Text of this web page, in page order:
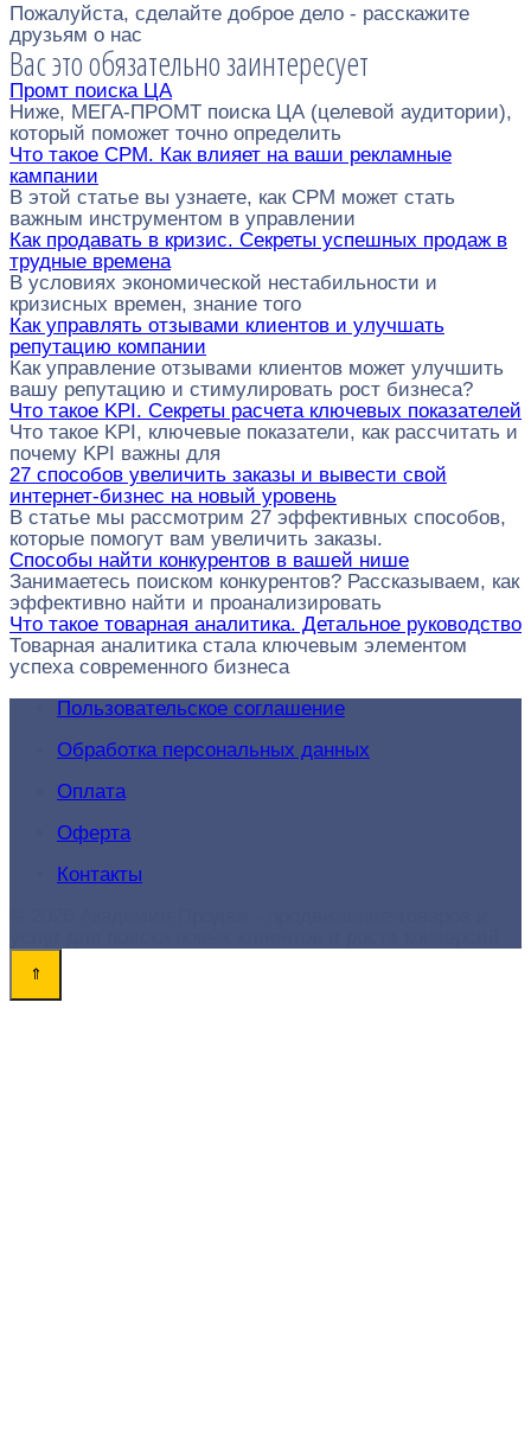
Пожалуйста, сделайте доброе дело - расскажите
друзьям о нас
Вас это обязательно заинтересует
Промт поиска ЦА
Ниже, МЕГА-ПРОМТ поиска ЦА (целевой аудитории),
который поможет точно определить
Что такое CPM. Как влияет на ваши рекламные
кампании
В этой статье вы узнаете, как CPM может стать
важным инструментом в управлении
Как продавать в кризис. Секреты успешных продаж в
трудные времена
В условиях экономической нестабильности и
кризисных времен, знание того
Как управлять отзывами клиентов и улучшать
репутацию компании
Как управление отзывами клиентов может улучшить
вашу репутацию и стимулировать рост бизнеса?
Что такое KPI. Секреты расчета ключевых показателей
Что такое KPI, ключевые показатели, как рассчитать и
почему KPI важны для
27 способов увеличить заказы и вывести свой
интернет-бизнес на новый уровень
В статье мы рассмотрим 27 эффективных способов,
которые помогут вам увеличить заказы.
Способы найти конкурентов в вашей нише
Занимаетесь поиском конкурентов? Рассказываем, как
эффективно найти и проанализировать
Что такое товарная аналитика. Детальное руководство
Товарная аналитика стала ключевым элементом
успеха современного бизнеса
Пользовательское соглашение
Обработка персональных данных
Оплата
Оферта
Контакты